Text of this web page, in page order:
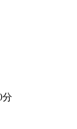
分